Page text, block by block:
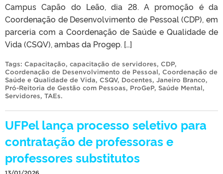
Campus Capão do Leão, dia 28. A promoção é da
Coordenação de Desenvolvimento de Pessoal (CDP), em
parceria com a Coordenação de Saúde e Qualidade de
Vida (CSQV), ambas da Progep. […]
Tags: Capacitação, capacitação de servidores, CDP,
Coordenação de Desenvolvimento de Pessoal, Coordenação de
Saúde e Qualidade de Vida, CSQV, Docentes, Janeiro Branco,
Pró-Reitoria de Gestão com Pessoas, ProGeP, Saúde Mental,
Servidores, TAEs.
UFPel lança processo seletivo para
contratação de professoras e
professores substitutos
13/01/2026